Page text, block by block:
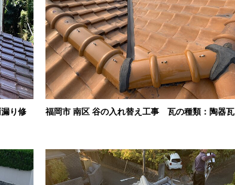
り修
福岡市 南区 谷の入れ替え工事 瓦の種類：陶器瓦